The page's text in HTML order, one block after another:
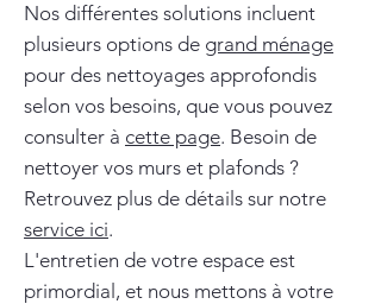
Nos différentes solutions incluent
plusieurs options de grand ménage
pour des nettoyages approfondis
selon vos besoins, que vous pouvez
consulter à cette page. Besoin de
nettoyer vos murs et plafonds ?
Retrouvez plus de détails sur notre
service ici.
L'entretien de votre espace est
primordial, et nous mettons à votre